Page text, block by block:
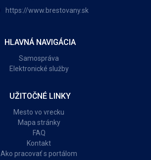
https://www.brestovany.sk
HLAVNÁ NAVIGÁCIA
Samospráva
Elektronické služby
UŽITOČNÉ LINKY
Mesto vo vrecku
Mapa stránky
FAQ
Kontakt
Ako pracovať s portálom